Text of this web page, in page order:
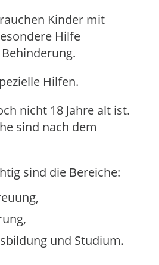
Kinder mit
Hilfe
Hilfen.
nicht 18 Jahre alt ist.
sind nach dem
sind die Bereiche:
und Studium.